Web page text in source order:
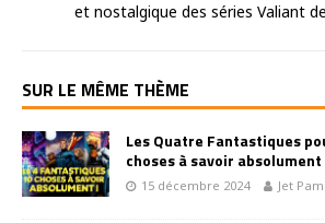
et nostalgique des séries Valiant
SUR LE MÊME THÈME
Les Quatre Fantastiques
choses à savoir absolument
15 décembre 2024 Jet